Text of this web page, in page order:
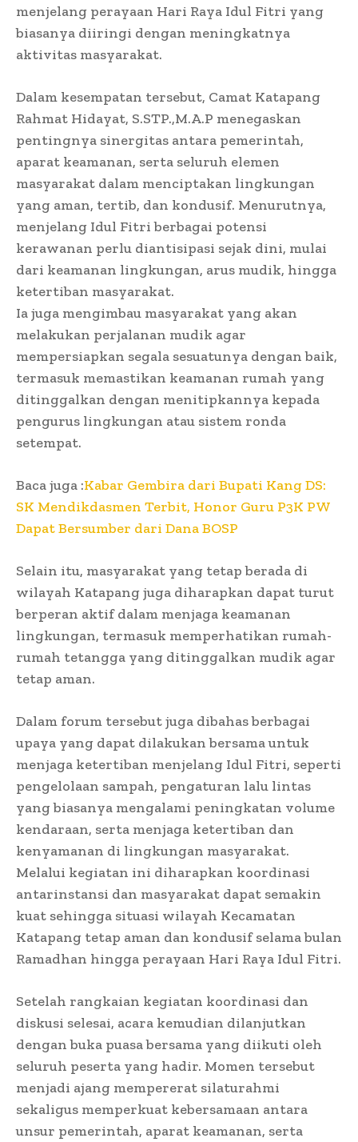
menjelang perayaan Hari Raya Idul Fitri yang
biasanya diiringi dengan meningkatnya
aktivitas masyarakat.
Dalam kesempatan tersebut, Camat Katapang
Rahmat Hidayat, S.STP.,M.A.P menegaskan
pentingnya sinergitas antara pemerintah,
aparat keamanan, serta seluruh elemen
masyarakat dalam menciptakan lingkungan
yang aman, tertib, dan kondusif. Menurutnya,
menjelang Idul Fitri berbagai potensi
kerawanan perlu diantisipasi sejak dini, mulai
dari keamanan lingkungan, arus mudik, hingga
ketertiban masyarakat.
Ia juga mengimbau masyarakat yang akan
melakukan perjalanan mudik agar
mempersiapkan segala sesuatunya dengan baik,
termasuk memastikan keamanan rumah yang
ditinggalkan dengan menitipkannya kepada
pengurus lingkungan atau sistem ronda
setempat.
Baca juga :Kabar Gembira dari Bupati Kang DS:
SK Mendikdasmen Terbit, Honor Guru P3K PW
Dapat Bersumber dari Dana BOSP
Selain itu, masyarakat yang tetap berada di
wilayah Katapang juga diharapkan dapat turut
berperan aktif dalam menjaga keamanan
lingkungan, termasuk memperhatikan rumah-
rumah tetangga yang ditinggalkan mudik agar
tetap aman.
Dalam forum tersebut juga dibahas berbagai
upaya yang dapat dilakukan bersama untuk
menjaga ketertiban menjelang Idul Fitri, seperti
pengelolaan sampah, pengaturan lalu lintas
yang biasanya mengalami peningkatan volume
kendaraan, serta menjaga ketertiban dan
kenyamanan di lingkungan masyarakat.
Melalui kegiatan ini diharapkan koordinasi
antarinstansi dan masyarakat dapat semakin
kuat sehingga situasi wilayah Kecamatan
Katapang tetap aman dan kondusif selama bulan
Ramadhan hingga perayaan Hari Raya Idul Fitri.
Setelah rangkaian kegiatan koordinasi dan
diskusi selesai, acara kemudian dilanjutkan
dengan buka puasa bersama yang diikuti oleh
seluruh peserta yang hadir. Momen tersebut
menjadi ajang mempererat silaturahmi
sekaligus memperkuat kebersamaan antara
unsur pemerintah, aparat keamanan, serta